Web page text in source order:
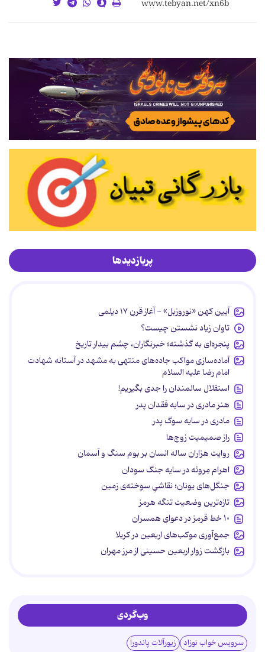
پربازدیدها
آیین کهن «نوروزبل» - آغاز قرن ۱۷ دیلمی
تاوان زیاد نشستن چیست؟
پنجره‌ای به گذشته؛ خبرنگاران، چشم بیدار تاریخ
آماده‌سازی مواکب جاده‌های منتهی به مشهد در آستانه شهادت
امام رضا علیه السلام
استقلال سالمندان را جدی بگیریم!
هنر مادری در سایه‌ فقدان پدر
مادری در سایه سوگ پدر
راز صمیمیت زوج‌ها
روایت هزاران ساله انسان بر بوم سنگ و آسمان
اهرام مِروئه در سایه جنگ سودان
جنگل‌های یونان؛ نقاشیِ سوخته‌ی زمین
تازه‌ترین وضعیت تنگه هرمز
۱۰ خط قرمز در دعوای همسران
جمع‌آوری موکب‌های اربعین در کربلا
بازگشت زوار اربعین حسینی از مرز مهران
وب‌گردی
سرویس خواب نوزاد زیورآلات پاندورا